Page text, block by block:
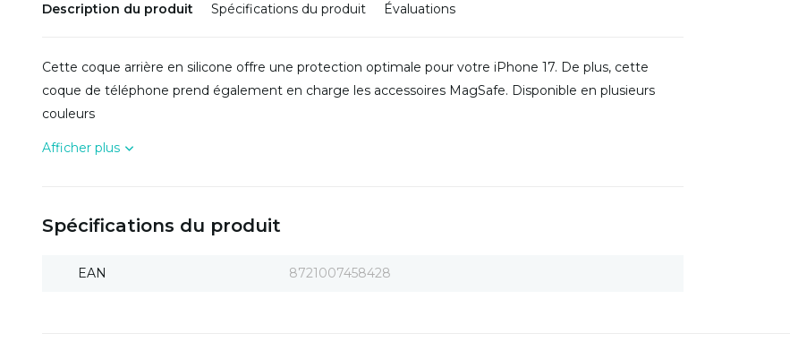
Description du produit Spécifications du produit Évaluations
Cette coque arrière en silicone offre une protection optimale pour votre iPhone 17. De plus, cette
coque de téléphone prend également en charge les accessoires MagSafe. Disponible en plusieurs
couleurs
Afficher plus
Spécifications du produit
EAN 8721007458428